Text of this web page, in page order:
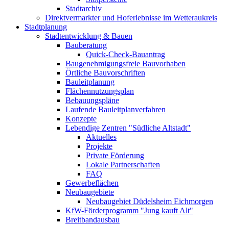
Stadtarchiv
Direktvermarkter und Hoferlebnisse im Wetteraukreis
Stadtplanung
Stadtentwicklung & Bauen
Bauberatung
Quick-Check-Bauantrag
Baugenehmigungsfreie Bauvorhaben
Örtliche Bauvorschriften
Bauleitplanung
Flächennutzungsplan
Bebauungspläne
Laufende Bauleitplanverfahren
Konzepte
Lebendige Zentren "Südliche Altstadt"
Aktuelles
Projekte
Private Förderung
Lokale Partnerschaften
FAQ
Gewerbeflächen
Neubaugebiete
Neubaugebiet Düdelsheim Eichmorgen
KfW-Förderprogramm "Jung kauft Alt"
Breitbandausbau